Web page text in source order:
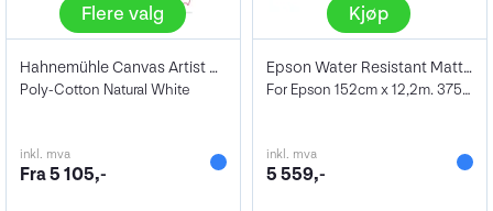
Flere valg
Hahnemühle Canvas Artist Matte
Poly-Cotton Natural White
inkl. mva
Fra 5 105,-
Kjøp
Epson Water Resistant Matte Canvas 60"
For Epson 152cm x 12,2m. 375 g/m²
inkl. mva
5 559,-